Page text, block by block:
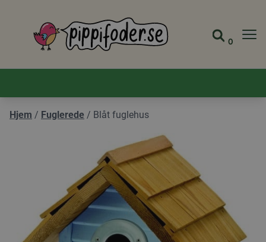
Pippifoder logo Gå til
Se
0
Hjem / Fuglerede / Blåt fuglehus